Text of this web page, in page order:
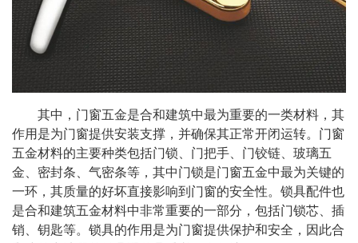
其中，门窗五金是合和建筑中最为重要的一类材料，其
作用是为门窗提供安装支撑，并确保其正常开闭运转。门窗
五金材料的主要种类包括门锁、门把手、门铰链、玻璃五
金、密封条、气密条等，其中门锁是门窗五金中最为关键的
一环，其质量的好坏直接影响到门窗的安全性。锁具配件也
是合和建筑五金材料中非常重要的一部分，包括门锁芯、插
销、钥匙等。锁具的作用是为门窗提供保护和安全，因此合